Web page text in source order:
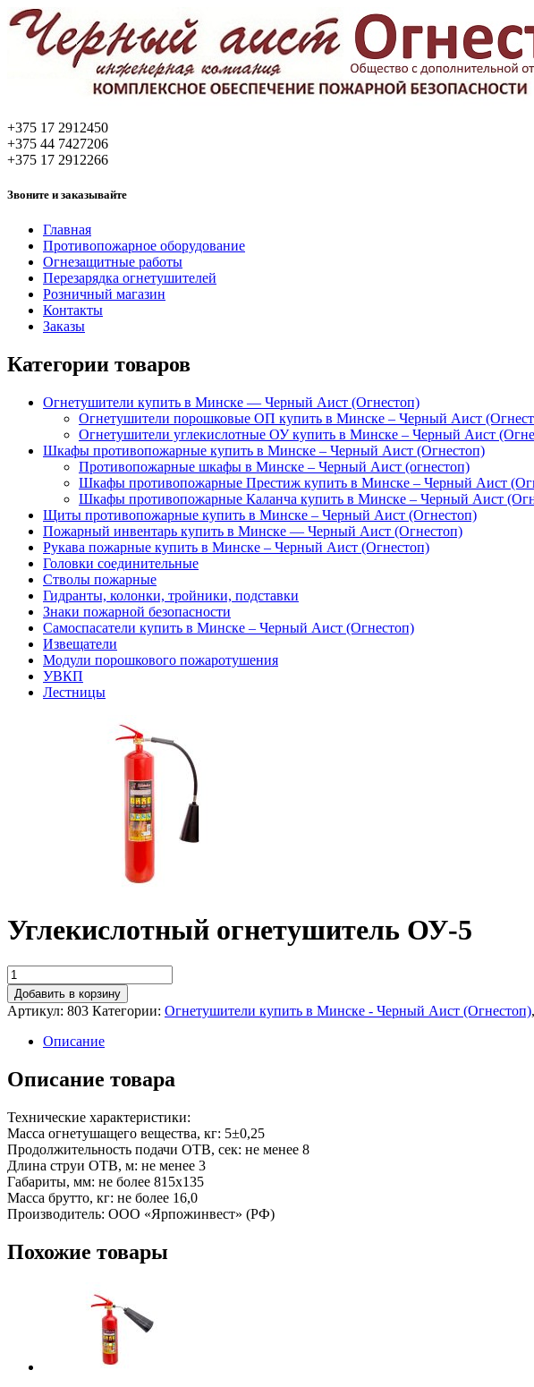
+375 17 2912450
+375 44 7427206
+375 17 2912266
Звоните и заказывайте
Главная
Противопожарное оборудование
Огнезащитные работы
Перезарядка огнетушителей
Розничный магазин
Контакты
Заказы
Категории товаров
Огнетушители купить в Минске — Черный Аист (Огнестоп)
Огнетушители порошковые ОП купить в Минске – Черный Аист
Огнетушители углекислотные ОУ купить в Минске – Черный Аист
Шкафы противопожарные купить в Минске – Черный Аист (Огнестоп)
Противопожарные шкафы в Минске – Черный Аист (огнестоп)
Шкафы противопожарные Престиж купить в Минске – Черный Аист
Шкафы противопожарные Каланча купить в Минске – Черный Аист
Щиты противопожарные купить в Минске – Черный Аист (Огнестоп)
Пожарный инвентарь купить в Минске — Черный Аист (Огнестоп)
Рукава пожарные купить в Минске – Черный Аист (Огнестоп)
Головки соединительные
Стволы пожарные
Гидранты, колонки, тройники, подставки
Знаки пожарной безопасности
Самоспасатели купить в Минске – Черный Аист (Огнестоп)
Извещатели
Модули порошкового пожаротушения
УВКП
Лестницы
Углекислотный огнетушитель ОУ-5
Добавить в корзину
Артикул: 803 Категории: Огнетушители купить в Минске - Черный Аист (Огнестоп),
Описание
Описание товара
Технические характеристики:
Масса огнетушащего вещества, кг: 5±0,25
Продолжительность подачи ОТВ, сек: не менее 8
Длина струи ОТВ, м: не менее 3
Габариты, мм: не более 815х135
Масса брутто, кг: не более 16,0
Производитель: ООО «Ярпожинвест» (РФ)
Похожие товары